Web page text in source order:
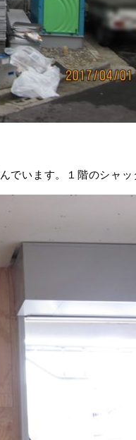
います。１階のシャ